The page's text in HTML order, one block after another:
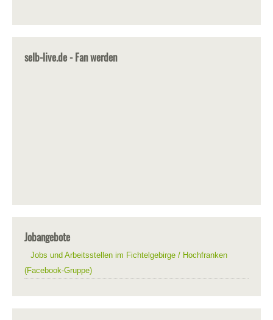
selb-live.de - Fan werden
Jobangebote
Jobs und Arbeitsstellen im Fichtelgebirge / Hochfranken
(Facebook-Gruppe)